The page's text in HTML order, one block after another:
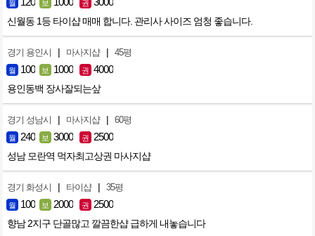
월 보 권
신월동 1등 타이샵 매매 합니다. 관리사 사이즈 엄청 좋습니다.
경기 용인시 | 마사지샵 | 45평
월 100 보 1000 권 4000
용인동백 장사잘되는샆
경기 성남시 | 마사지샵 | 60평
월 240 보 3000 권 2500
성남 모란역 먹자최고상권 마사지샵
경기 화성시 | 타이샵 | 35평
월 100 보 2000 권 2500
향남 2지구 단골많고 깔끔한샵 급하게 내놓습니다